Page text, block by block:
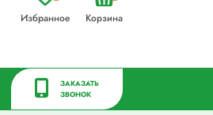
Избранное Корзина
ЗАКАЗАТЬ
ЗВОНОК